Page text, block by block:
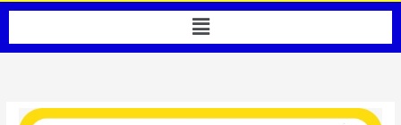
Menu
quantité